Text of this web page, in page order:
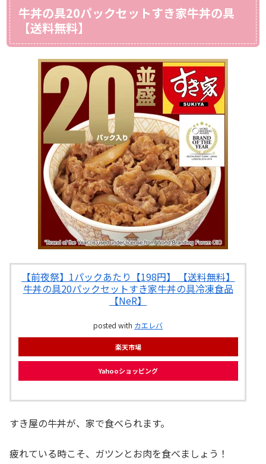
牛丼の具20パックセットすき家牛丼の具
【送料無料】
【前夜祭】1パックあたり【198円】 【送料無料】
牛丼の具20パックセットすき家牛丼の具冷凍食品
【NeR】
posted with カエレバ
楽天市場
Yahooショッピング
すき屋の牛丼が、家で食べられます。
疲れている時こそ、ガツンとお肉を食べましょう！